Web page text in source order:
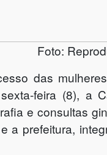
Foto:
das
feira (8), a
e consultas
a prefeitura,